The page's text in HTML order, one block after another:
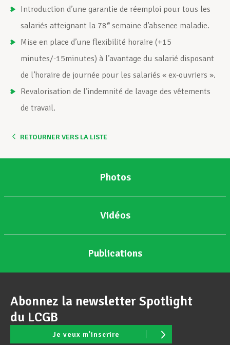
Introduction d’une garantie de réemploi pour tous les
salariés atteignant la 78 e semaine d’absence maladie.
Mise en place d’une flexibilité horaire (+15
minutes/-15minutes) à l’avantage du salarié disposant
de l’horaire de journée pour les salariés « ex-ouvriers ».
Revalorisation de l’indemnité de lavage des vêtements
de travail.
RETOURNER VERS LA LISTE
Photos
Vidéos
Publications
Abonnez la newsletter Spotlight
du LCGB
Je veux m'inscrire